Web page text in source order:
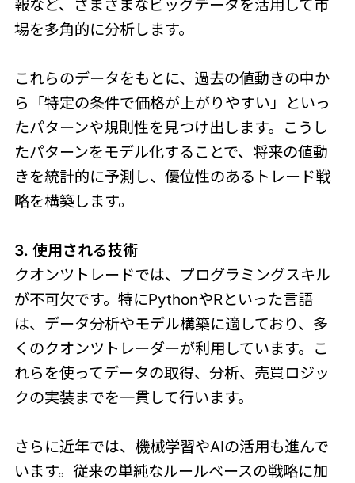
報など、さまざまなビッグデータを活用して市
場を多角的に分析します。
これらのデータをもとに、過去の値動きの中か
ら「特定の条件で価格が上がりやすい」といっ
たパターンや規則性を見つけ出します。こうし
たパターンをモデル化することで、将来の値動
きを統計的に予測し、優位性のあるトレード戦
略を構築します。
3. 使用される技術
クオンツトレードでは、プログラミングスキル
が不可欠です。特にPythonやRといった言語
は、データ分析やモデル構築に適しており、多
くのクオンツトレーダーが利用しています。こ
れらを使ってデータの取得、分析、売買ロジッ
クの実装までを一貫して行います。
さらに近年では、機械学習やAIの活用も進んで
います。従来の単純なルールベースの戦略に加